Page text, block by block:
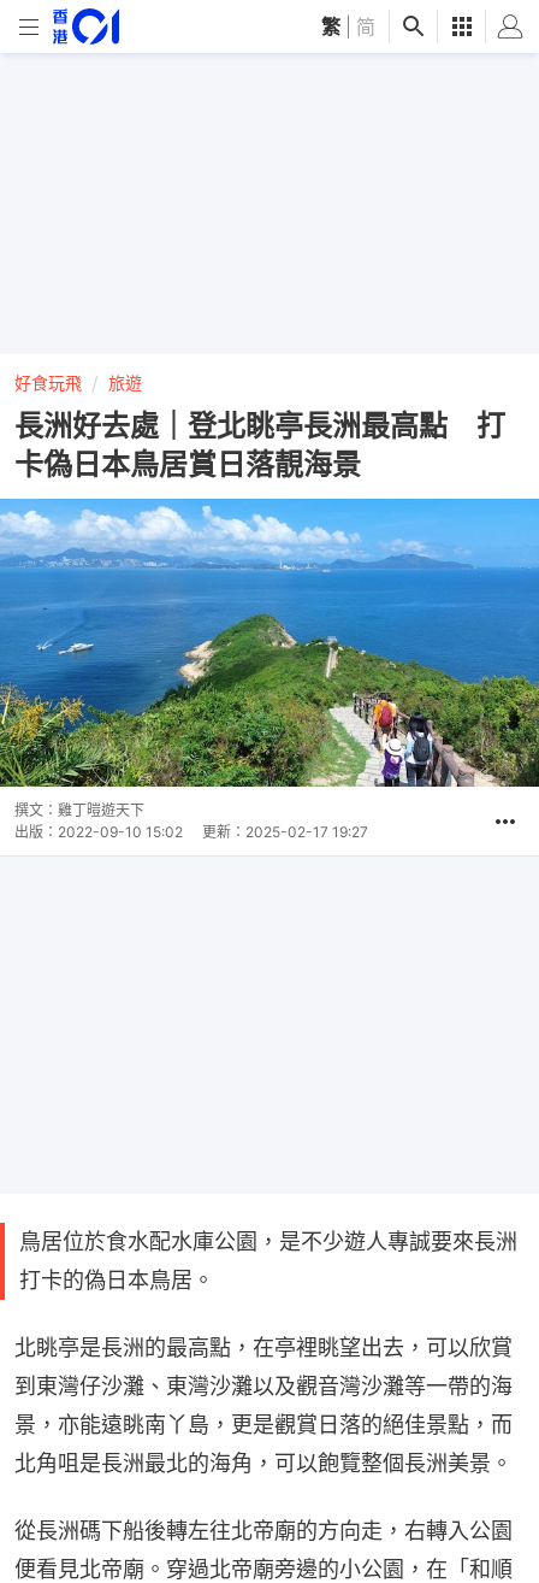
繁 简
好食玩飛 旅遊
長洲好去處｜登北眺亭長洲最高點 打
卡偽日本鳥居賞日落靚海景
撰文： 雞丁暟遊天下
出版： 2022-09-10 15:02 更新： 2025-02-17 19:27
鳥居位於食水配水庫公園，是不少遊人專誠要來長洲
打卡的偽日本鳥居。
北眺亭是長洲的最高點，在亭裡眺望出去，可以欣賞
到東灣仔沙灘、東灣沙灘以及觀音灣沙灘等一帶的海
景，亦能遠眺南丫島，更是觀賞日落的絕佳景點，而
北角咀是長洲最北的海角，可以飽覽整個長洲美景。
從長洲碼下船後轉左往北帝廟的方向走，右轉入公園
便看見北帝廟。穿過北帝廟旁邊的小公園，在「和順